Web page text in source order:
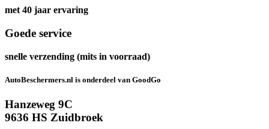
met 40 jaar ervaring
Goede service
snelle verzending (mits in voorraad)
AutoBeschermers.nl is onderdeel van GoodGo
Hanzeweg 9C
9636 HS Zuidbroek